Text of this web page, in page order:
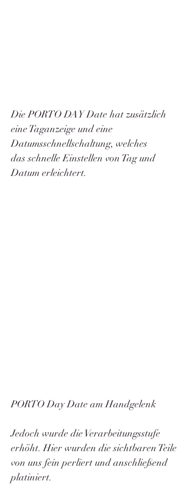
Die PORTO DAY Date hat zusätzlich
eine Taganzeige und eine
Datumsschnellschaltung, welches
das schnelle Einstellen von Tag und
Datum erleichtert.
PORTO Day Date am Handgelenk
Jedoch wurde die Verarbeitungsstufe
erhöht. Hier wurden die sichtbaren Teile
von uns fein perliert und anschließend
platiniert.